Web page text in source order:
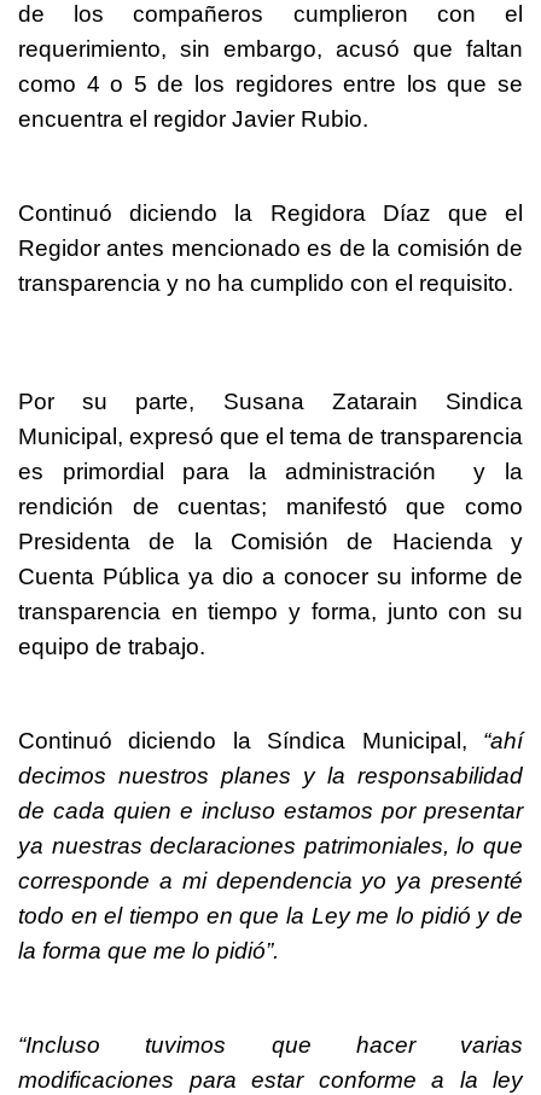
de los compañeros cumplieron con el
requerimiento, sin embargo, acusó que faltan
como 4 o 5 de los regidores entre los que se
encuentra el regidor Javier Rubio.
Continuó diciendo la Regidora Díaz que el
Regidor antes mencionado es de la comisión de
transparencia y no ha cumplido con el requisito.
Por su parte, Susana Zatarain Sindica
Municipal, expresó que el tema de transparencia
es primordial para la administración y la
rendición de cuentas; manifestó que como
Presidenta de la Comisión de Hacienda y
Cuenta Pública ya dio a conocer su informe de
transparencia en tiempo y forma, junto con su
equipo de trabajo.
Continuó diciendo la Síndica Municipal, “ahí
decimos nuestros planes y la responsabilidad
de cada quien e incluso estamos por presentar
ya nuestras declaraciones patrimoniales, lo que
corresponde a mi dependencia yo ya presenté
todo en el tiempo en que la Ley me lo pidió y de
la forma que me lo pidió”.
“Incluso tuvimos que hacer varias
modificaciones para estar conforme a la ley